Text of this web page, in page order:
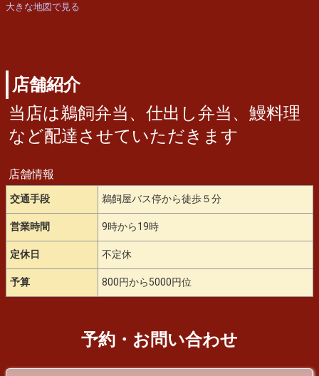
大きな地図で見る
店舗紹介
当店は鵜飼弁当、仕出し弁当、鰻料理
など配達させていただきます
店舗情報
交通手段 鵜飼屋バス停から徒歩５分
営業時間 9時から19時
定休日 不定休
予算 800円から5000円位
予約・お問い合わせ